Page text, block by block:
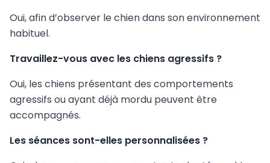
Oui, afin d’observer le chien dans son environnement
habituel.
Travaillez-vous avec les chiens agressifs ?
Oui, les chiens présentant des comportements
agressifs ou ayant déjà mordu peuvent être
accompagnés.
Les séances sont-elles personnalisées ?